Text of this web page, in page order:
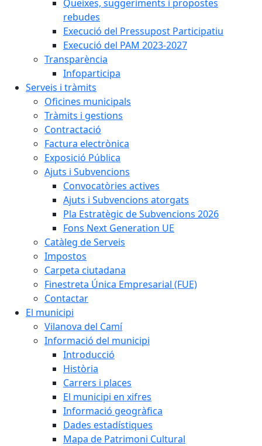
Queixes, suggeriments i propostes
rebudes
Execució del Pressupost Participatiu
Execució del PAM 2023-2027
Transparència
Infoparticipa
Serveis i tràmits
Oficines municipals
Tràmits i gestions
Contractació
Factura electrònica
Exposició Pública
Ajuts i Subvencions
Convocatòries actives
Ajuts i Subvencions atorgats
Pla Estratègic de Subvencions 2026
Fons Next Generation UE
Catàleg de Serveis
Impostos
Carpeta ciutadana
Finestreta Única Empresarial (FUE)
Contactar
El municipi
Vilanova del Camí
Informació del municipi
Introducció
Història
Carrers i places
El municipi en xifres
Informació geogràfica
Dades estadístiques
Mapa de Patrimoni Cultural